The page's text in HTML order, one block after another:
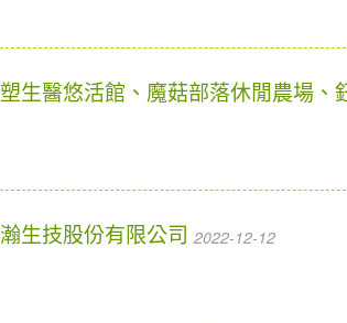
生醫悠活館、魔菇部落休閒農場、
生技股份有限公司 2022-12-12